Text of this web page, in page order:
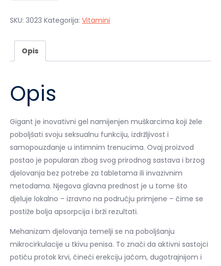
SKU: 3023 Kategorija: Vitamini
Opis
Opis
Gigant je inovativni gel namijenjen muškarcima koji žele
poboljšati svoju seksualnu funkciju, izdržljivost i
samopouzdanje u intimnim trenucima. Ovaj proizvod
postao je popularan zbog svog prirodnog sastava i brzog
djelovanja bez potrebe za tabletama ili invazivnim
metodama. Njegova glavna prednost je u tome što
djeluje lokalno – izravno na području primjene – čime se
postiže bolja apsorpcija i brži rezultati.
Mehanizam djelovanja temelji se na poboljšanju
mikrocirkulacije u tkivu penisa. To znači da aktivni sastojci
potiču protok krvi, čineći erekciju jačom, dugotrajnijom i